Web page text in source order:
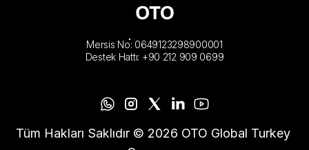
Mersis No: 0649123298900001
Destek Hattı: +90 212 909 0699
Tüm Hakları Saklıdır © 2026 OTO Global Turkey